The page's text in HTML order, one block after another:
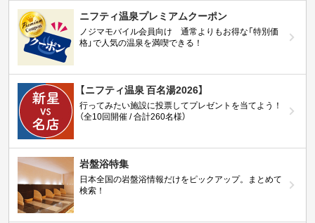
ニフティ温泉プレミアムクーポン
ノジマモバイル会員向け 通常よりもお得な「特別価
格」で人気の温泉を満喫できる！
【ニフティ温泉 百名湯2026】
行ってみたい施設に投票してプレゼントを当てよう！
（全10回開催 / 合計260名様）
岩盤浴特集
日本全国の岩盤浴情報だけをピックアップ。まとめて
検索！